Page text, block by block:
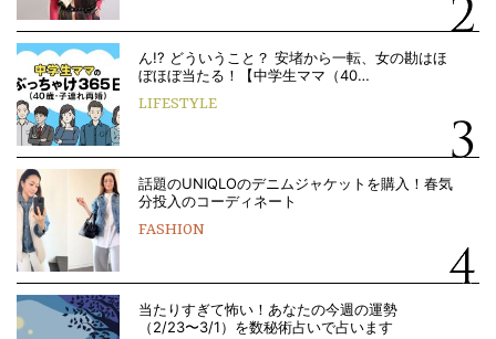
ん!? どういうこと？ 安堵から一転、女の勘はほ
ぼほぼ当たる！【中学生ママ（40…
LIFESTYLE
話題のUNIQLOのデニムジャケットを購入！春気
分投入のコーディネート
FASHION
当たりすぎて怖い！あなたの今週の運勢
（2/23〜3/1）を数秘術占いで占います